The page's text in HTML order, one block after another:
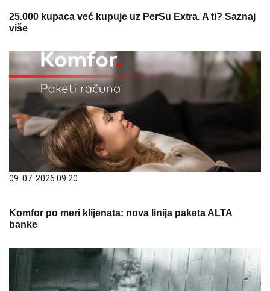
25.000 kupaca već kupuje uz PerSu Extra. A ti? Saznaj
više
09. 07. 2026 09:20
Komfor po meri klijenata: nova linija paketa ALTA
banke